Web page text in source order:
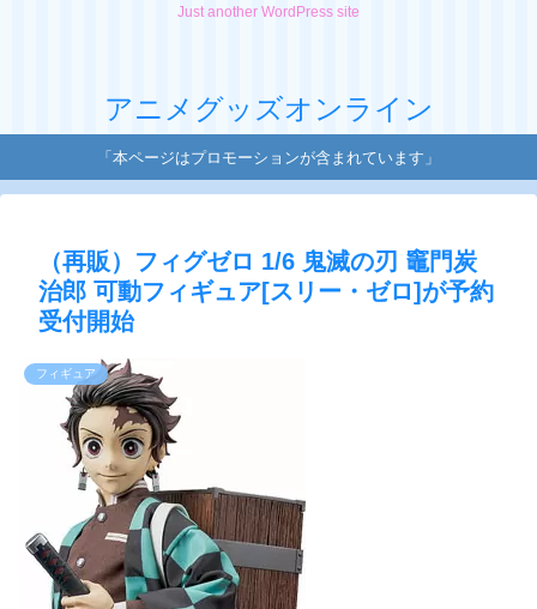
Just another WordPress site
アニメグッズオンライン
「本ページはプロモーションが含まれています」
（再販）フィグゼロ 1/6 鬼滅の刃 竈門炭
治郎 可動フィギュア[スリー・ゼロ]が予約
受付開始
フィギュア